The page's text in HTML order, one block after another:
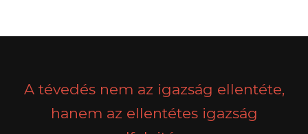
A tévedés nem az igazság ellentéte,
hanem az ellentétes igazság